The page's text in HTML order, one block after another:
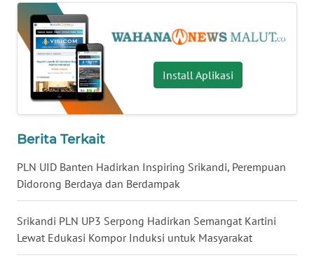
Install Aplikasi
Berita Terkait
PLN UID Banten Hadirkan Inspiring Srikandi, Perempuan
Didorong Berdaya dan Berdampak
Srikandi PLN UP3 Serpong Hadirkan Semangat Kartini
Lewat Edukasi Kompor Induksi untuk Masyarakat
WN
KALTARA
WN
KALSEL
WN
KALTIM
WN
SULSEL
WN
GORONTALO